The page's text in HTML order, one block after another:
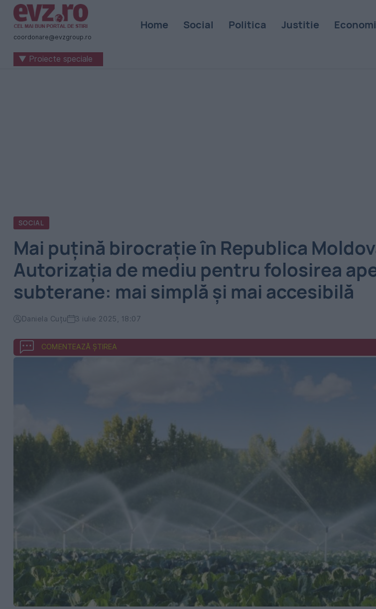
Știri
naționale
internaționale
coordonare@evzgroup.ro
Home Social Politica Justitie
▼ Proiecte speciale
SOCIAL
Mai puțină birocrație în Republica
Autorizația de mediu pentru folosirea
subterane: mai simplă și mai accesibilă
Daniela Cuțu 3 iulie 2025, 18:07
COMENTEAZĂ ȘTIREA